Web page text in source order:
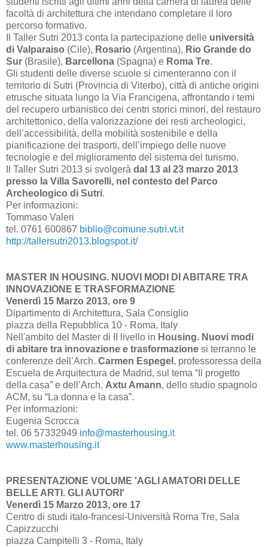
facoltà di architettura che intendano completare il loro
percorso formativo.
Il Taller Sutri 2013 conta la partecipazione delle università
di Valparaiso (Cile), Rosario (Argentina), Rio Grande do
Sur (Brasile), Barcellona (Spagna) e Roma Tre.
Gli studenti delle diverse scuole si cimenteranno con il
territorio di Sutri (Provincia di Viterbo), città di antiche origini
etrusche situata lungo la Via Francigena, affrontando i temi
del recupero urbanistico dei centri storici minori, del restauro
architettonico, della valorizzazione dei resti archeologici,
dell’accessibilità, della mobilità sostenibile e della
pianificazione dei trasporti, dell’impiego delle nuove
tecnologie e del miglioramento del sistema del turismo.
Il Taller Sutri 2013 si svolgerà dal 13 al 23 marzo 2013
presso la Villa Savorelli, nel contesto del Parco
Archeologico di Sutri.
Per informazioni:
Tommaso Valeri
tel. 0761 600867 biblio@comune.sutri.vt.it
http://tallersutri2013.blogspot.it/
MASTER IN HOUSING. NUOVI MODI DI ABITARE TRA
INNOVAZIONE E TRASFORMAZIONE
Venerdì 15 Marzo 2013, ore 9
Dipartimento di Architettura, Sala Consiglio
piazza della Repubblica 10 - Roma, Italy
Nell'ambito del Master di II livello in Housing. Nuovi modi
di abitare tra innovazione e trasformazione si terranno le
conferenze dell’Arch. Carmen Espegel , professoressa della
Escuela de Arquitectura de Madrid, sul tema “Il progetto
della casa” e dell’Arch. Axtu Amann, dello studio spagnolo
ACM, su “La donna e la casa”.
Per informazioni:
Eugenia Scrocca
tel. 06 57332949 info@masterhousing.it
www.masterhousing.it
PRESENTAZIONE VOLUME 'AGLI AMATORI DELLE
BELLE ARTI. GLI AUTORI'
Venerdì 15 Marzo 2013, ore 17
Centro di studi italo-francesi-Università Roma Tre, Sala
Capizzucchi
piazza Campitelli 3 - Roma, Italy